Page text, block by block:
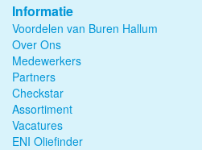
Informatie
Voordelen van Buren Hallum
Over Ons
Medewerkers
Partners
Checkstar
Assortiment
Vacatures
ENI Oliefinder